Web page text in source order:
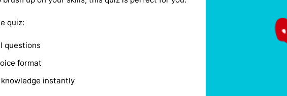
quiz:
questions
format
instantly